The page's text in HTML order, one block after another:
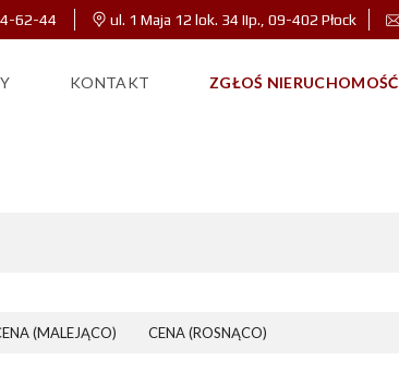
62-44 ul. 1 Maja 12 lok. 34 IIp., 09-402 Płock
KONTAKT ZGŁOŚ NIERUCHOMOŚĆ
(MALEJĄCO) CENA (ROSNĄCO)